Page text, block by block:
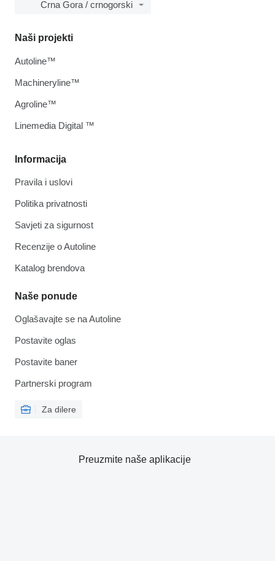
Crna Gora / crnogorski
Informacija
Pravila i uslovi
Politika privatnosti
Savjeti za sigurnost
Recenzije o Autoline
Katalog brendova
Naše ponude
Oglašavajte se na Autoline
Postavite oglas
Postavite baner
Partnerski program
Za dilere
Naši projekti
Autoline™
Machineryline™
Agroline™
Linemedia Digital ™
Preuzmite naše aplikacije